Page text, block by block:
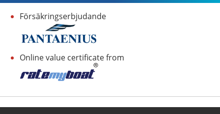
Försäkringserbjudande
Online value certificate from